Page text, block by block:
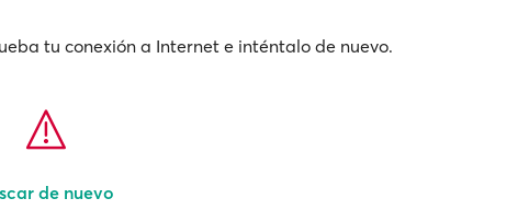
tu conexión a Internet e inténtalo de nuevo.
de nuevo